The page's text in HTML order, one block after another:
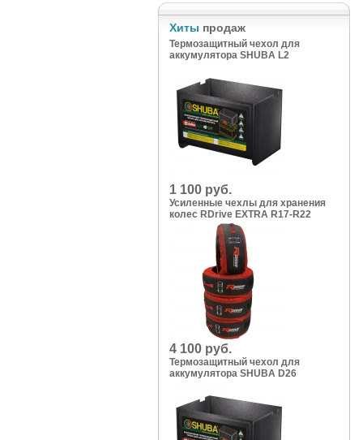
Хиты продаж
Термозащитный чехол для
аккумулятора SHUBA L2
1 100 руб.
Усиленные чехлы для хранения
колес RDrive EXTRA R17-R22
4 100 руб.
Термозащитный чехол для
аккумулятора SHUBA D26